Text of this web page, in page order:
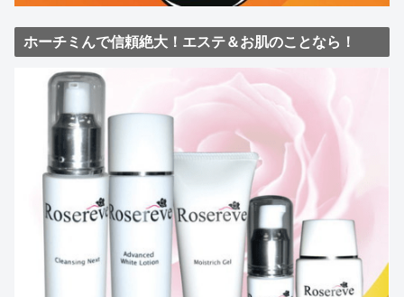
ホーチミんで信頼絶大！エステ＆お肌のことなら！